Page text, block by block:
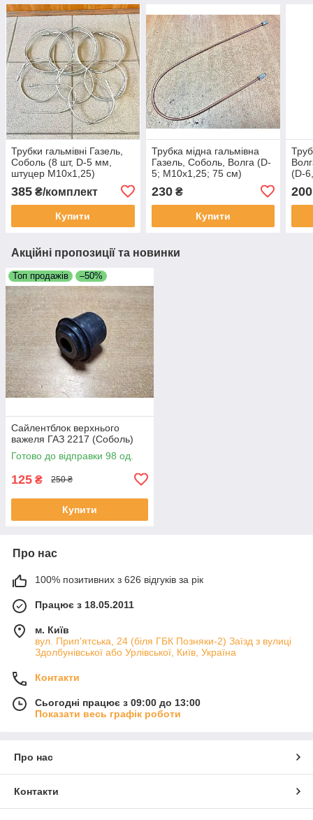
Трубки гальмівні Газель,
Соболь (8 шт, D-5 мм,
штуцер М10х1,25)
385 ₴/комплект
Купити
Трубка мідна гальмівна
Газель, Соболь, Волга (D-
5; М10х1,25; 75 см)
230₴
Купити
(D-
200
Акційні пропозиції та новинки
Топ продажів –50%
Сайлентблок верхнього
важеля ГАЗ 2217 (Соболь)
Готово до відправки 98 од.
125 ₴ 250 ₴
Купити
Про нас
100% позитивних з 626 відгуків за рік
Працює з 18.05.2011
м. Київ
вул. Прип'ятська, 24 (біля ГБК Позняки-2) Заїзд з вулиці
Здолбунівської або Урлівської, Київ, Україна
Контакти
Сьогодні працює з 09:00 до 13:00
Показати весь графік роботи
Про нас
Контакти